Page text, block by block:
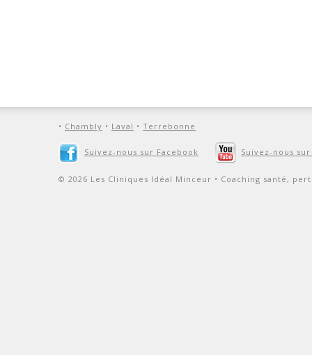
• Chambly • Laval • Terrebonne
Suivez-nous sur Facebook Suivez-nous
© 2026 Les Cliniques Idéal Minceur • Coaching santé,